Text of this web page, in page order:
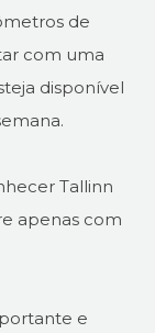
de
com uma
disponível
Tallinn
apenas com
e